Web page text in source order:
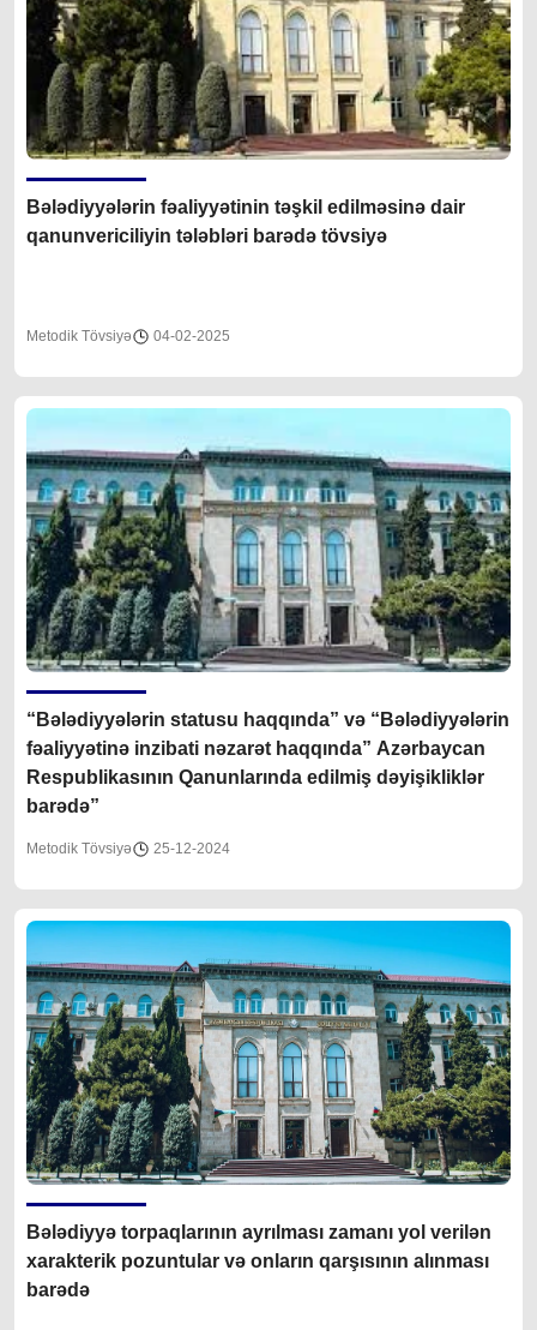
Bələdiyyələrin fəaliyyətinin təşkil edilməsinə dair
qanunvericiliyin tələbləri barədə tövsiyə
Metodik Tövsiyə 04-02-2025
“Bələdiyyələrin statusu haqqında” və “Bələdiyyələrin
fəaliyyətinə inzibati nəzarət haqqında” Azərbaycan
Respublikasının Qanunlarında edilmiş dəyişikliklər
barədə”
Metodik Tövsiyə 25-12-2024
Bələdiyyə torpaqlarının ayrılması zamanı yol verilən
xarakterik pozuntular və onların qarşısının alınması
barədə